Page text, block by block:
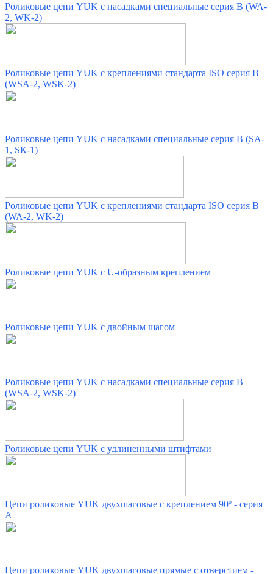
Роликовые цепи YUK с насадками специальные серия В (WA-
2, WK-2)
Роликовые цепи YUK с креплениями стандарта ISO серия B
(WSA-2, WSK-2)
Роликовые цепи YUK с насадками специальные серия В (SA-
1, SК-1)
Роликовые цепи YUK с креплениями стандарта ISO серия B
(WA-2, WK-2)
Роликовые цепи YUK с U-образным креплением
Роликовые цепи YUK с двойным шагом
Роликовые цепи YUK с насадками специальные серия B
(WSA-2, WSK-2)
Роликовые цепи YUK с удлиненными штифтами
Цепи роликовые YUK двухшаговые с креплением 90º - серия
А
Цепи роликовые YUK двухшаговые прямые с отверстием -